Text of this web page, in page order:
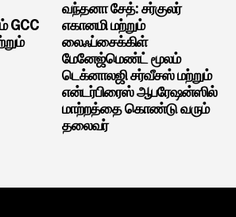
GCC
வந்தனா சேத்: சர்குலர்
எகானமி மற்றும்
லைஃப்சைக்கிள்
மேனேஜ்மெண்ட் மூலம்
டெக்னாலஜி சர்வீசஸ் மற்றும்
என்டர்பிரைஸ் ஆபரேஷன்ஸில்
மாற்றத்தை கொண்டு வரும்
தலைவர்